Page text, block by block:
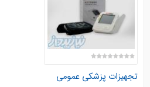
تجهیزات پزشکی عمومی